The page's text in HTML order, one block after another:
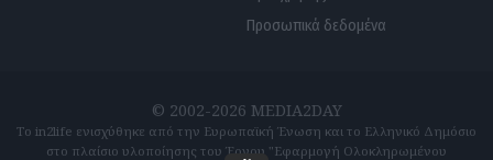
Προσωπικά δεδομένα
© 2002-2026 MEDIA2DAY
Το in2life ενισχύθηκε από την Ευρωπαϊκή Ένωση και το Ελληνικό Δημόσιο
στο πλαίσιο υλοποίησης του Έργου "Εφαρμογή Ολοκληρωμένου